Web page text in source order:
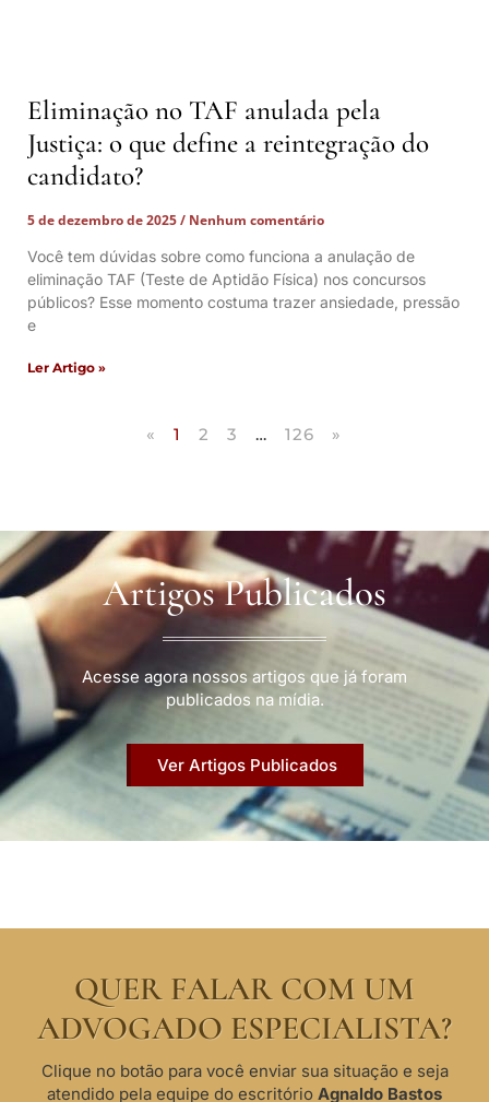
Eliminação no TAF anulada pela
Justiça: o que define a reintegração do
candidato?
5 de dezembro de 2025
Nenhum comentário
Você tem dúvidas sobre como funciona a anulação de
eliminação TAF (Teste de Aptidão Física) nos concursos
públicos? Esse momento costuma trazer ansiedade, pressão
e
Ler Artigo »
« 1 2 3 … 126 »
Artigos Publicados
Acesse agora nossos artigos que já foram
publicados na mídia.
Ver Artigos Publicados
QUER FALAR COM UM
ADVOGADO ESPECIALISTA?
Clique no botão para você enviar sua situação e seja
atendido pela equipe do escritório Agnaldo Bastos